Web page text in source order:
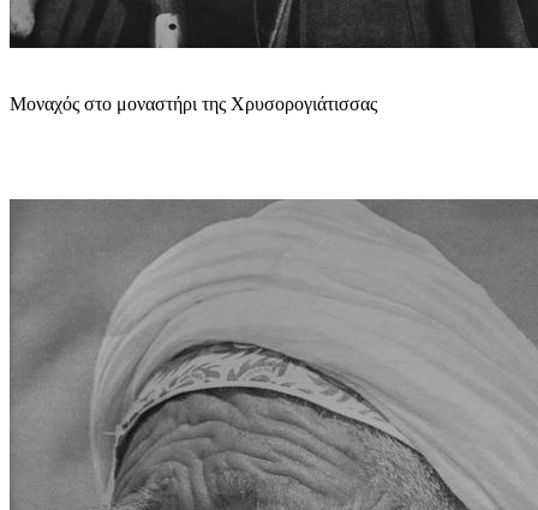
Μοναχός στο μοναστήρι της Χρυσορογιάτισσας